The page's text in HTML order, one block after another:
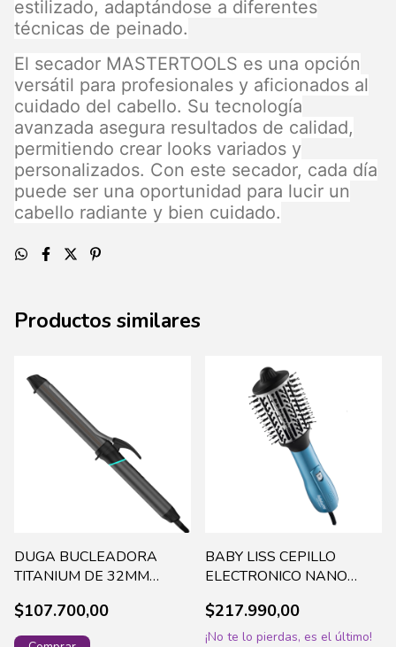
estilizado, adaptándose a diferentes
técnicas de peinado.
El secador MASTERTOOLS es una opción
versátil para profesionales y aficionados al
cuidado del cabello. Su tecnología
avanzada asegura resultados de calidad,
permitiendo crear looks variados y
personalizados. Con este secador, cada día
puede ser una oportunidad para lucir un
cabello radiante y bien cuidado.
Productos similares
DUGA BUCLEADORA
TITANIUM DE 32MM
$107.700,00
BABY LISS CEPILLO
ELECTRONICO NANO
(13648)
$217.990,00
¡No te lo pierdas, es el último!